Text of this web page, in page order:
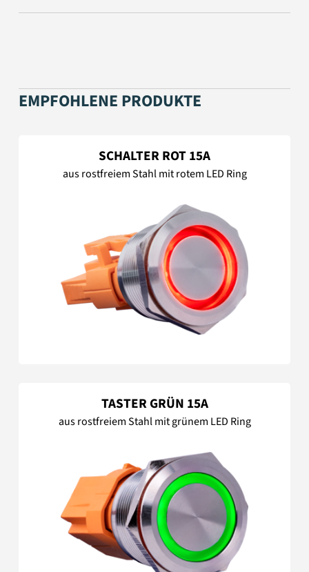
EMPFOHLENE PRODUKTE
SCHALTER ROT 15A
aus rostfreiem Stahl mit rotem LED Ring
TASTER GRÜN 15A
aus rostfreiem Stahl mit grünem LED Ring